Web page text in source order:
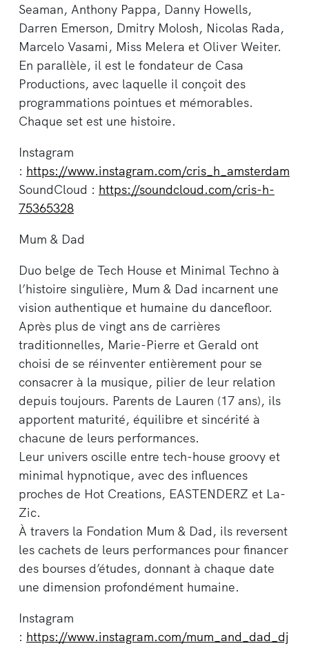
Seaman, Anthony Pappa, Danny Howells,
Darren Emerson, Dmitry Molosh, Nicolas Rada,
Marcelo Vasami, Miss Melera et Oliver Weiter.
En parallèle, il est le fondateur de Casa
Productions, avec laquelle il conçoit des
programmations pointues et mémorables.
Chaque set est une histoire.
Instagram
: https://www.instagram.com/cris_h_amsterdam
SoundCloud : https://soundcloud.com/cris-h-
75365328
Mum & Dad
Duo belge de Tech House et Minimal Techno à
l’histoire singulière, Mum & Dad incarnent une
vision authentique et humaine du dancefloor.
Après plus de vingt ans de carrières
traditionnelles, Marie-Pierre et Gerald ont
choisi de se réinventer entièrement pour se
consacrer à la musique, pilier de leur relation
depuis toujours. Parents de Lauren (17 ans), ils
apportent maturité, équilibre et sincérité à
chacune de leurs performances.
Leur univers oscille entre tech-house groovy et
minimal hypnotique, avec des influences
proches de Hot Creations, EASTENDERZ et La-
Zic.
À travers la Fondation Mum & Dad, ils reversent
les cachets de leurs performances pour financer
des bourses d’études, donnant à chaque date
une dimension profondément humaine.
Instagram
: https://www.instagram.com/mum_and_dad_dj